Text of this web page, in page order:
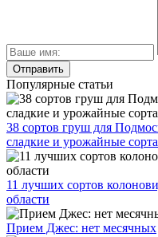
Популярные статьи
38 сортов груш для
сладкие и урожайные сорта
11 лучших сортов
области
Прием Джес: нет месячных